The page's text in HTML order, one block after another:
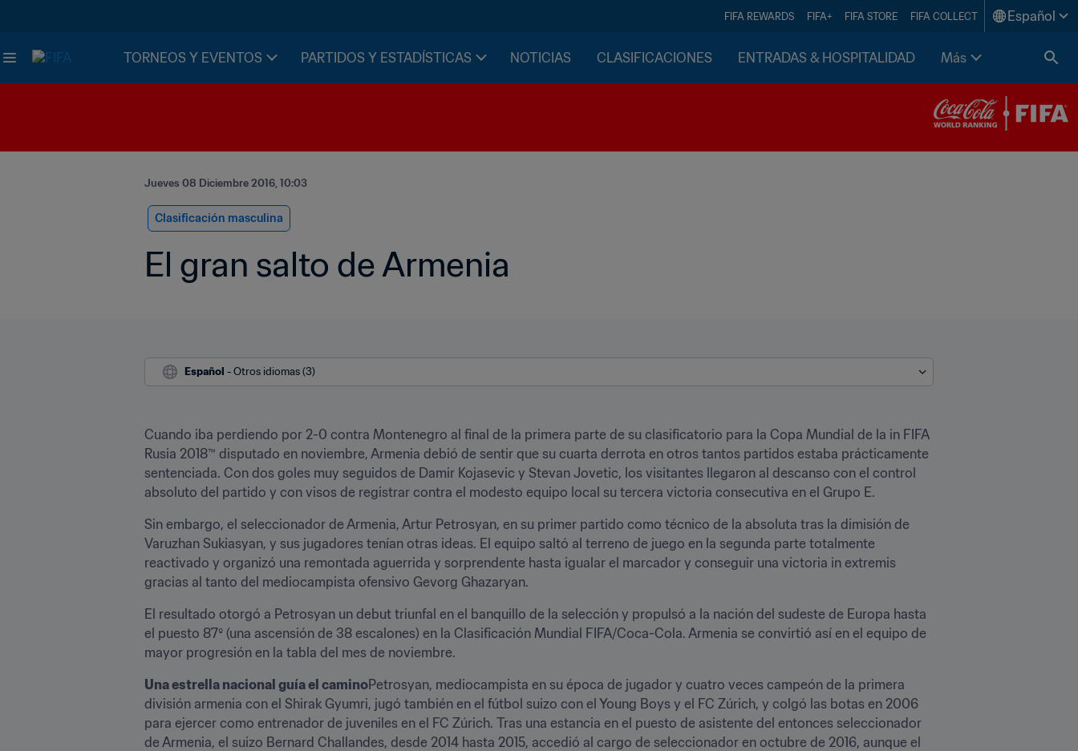
FIFA REWARDS FIFA+ FIFA STORE FIFA COLLECT Español
TORNEOS Y EVENTOS PARTIDOS Y ESTADÍSTICAS NOTICIAS CLASIFICACIONES ENTRADAS & HOSPITALIDAD Más
Jueves 08 Diciembre 2016, 10:03
Clasificación masculina
El gran salto de Armenia
Español - Otros idiomas (3)
Cuando iba perdiendo por 2-0 contra Montenegro al final de la primera parte de su clasificatorio para la Copa Mundial de la in FIFA
Rusia 2018™ disputado en noviembre, Armenia debió de sentir que su cuarta derrota en otros tantos partidos estaba prácticamente
sentenciada. Con dos goles muy seguidos de Damir Kojasevic y Stevan Jovetic, los visitantes llegaron al descanso con el control
absoluto del partido y con visos de registrar contra el modesto equipo local su tercera victoria consecutiva en el Grupo E.
Sin embargo, el seleccionador de Armenia, Artur Petrosyan, en su primer partido como técnico de la absoluta tras la dimisión de
Varuzhan Sukiasyan, y sus jugadores tenían otras ideas. El equipo saltó al terreno de juego en la segunda parte totalmente
reactivado y organizó una remontada aguerrida y sorprendente hasta igualar el marcador y conseguir una victoria in extremis
gracias al tanto del mediocampista ofensivo Gevorg Ghazaryan.
El resultado otorgó a Petrosyan un debut triunfal en el banquillo de la selección y propulsó a la nación del sudeste de Europa hasta
el puesto 87º (una ascensión de 38 escalones) en la Clasificación Mundial FIFA/Coca-Cola. Armenia se convirtió así en el equipo de
mayor progresión en la tabla del mes de noviembre.
Una estrella nacional guía el caminoPetrosyan, mediocampista en su época de jugador y cuatro veces campeón de la primera
división armenia con el Shirak Gyumri, jugó también en el fútbol suizo con el Young Boys y el FC Zúrich, y colgó las botas en 2006
para ejercer como entrenador de juveniles en el FC Zúrich. Tras una estancia en el puesto de asistente del entonces seleccionador
de Armenia, el suizo Bernard Challandes, desde 2014 hasta 2015, accedió al cargo de seleccionador en octubre de 2016, aunque el